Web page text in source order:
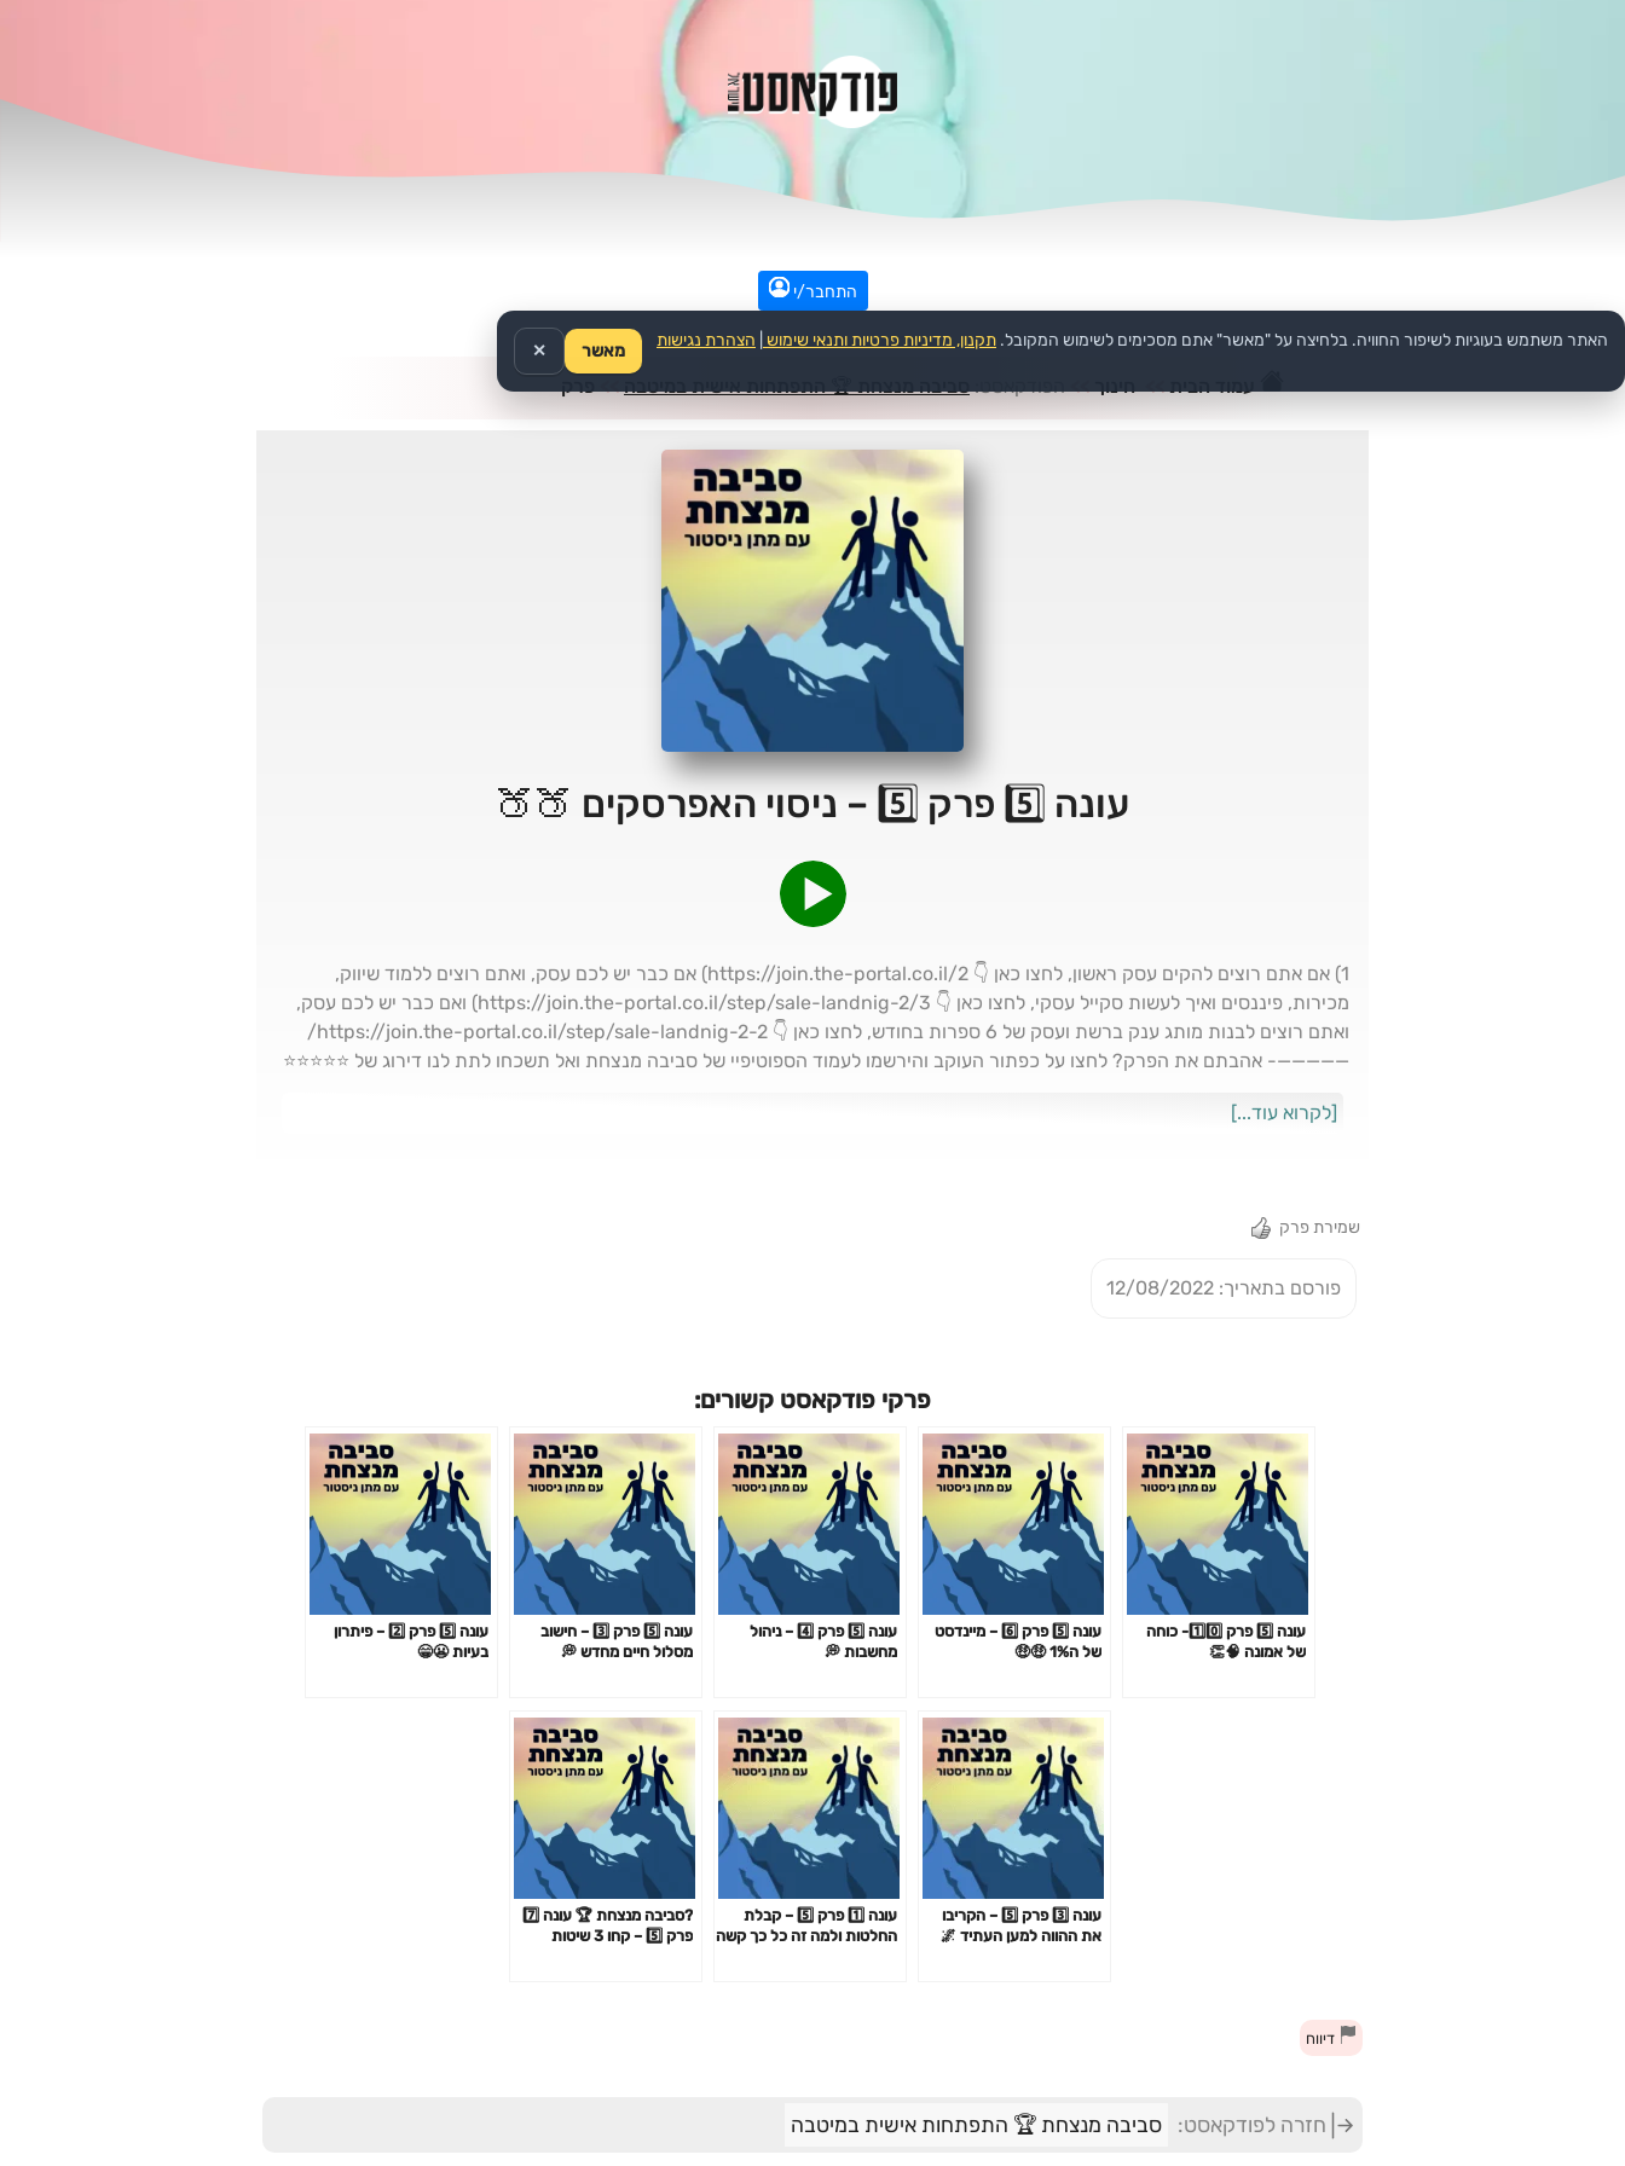
התחבר/י
עמוד הבית >> חינוך >>הפודקאסט: סביבה מנצחת 🏆 התפתחות אישית במיטבה >>פרק
עונה 5️⃣ פרק 5️⃣ – ניסוי האפרסקים 🍑🍑
1) אם אתם רוצים להקים עסק ראשון, לחצו כאן 👇 https://join.the-portal.co.il/2) אם כבר יש לכם עסק, ואתם רוצים ללמוד שיווק,
מכירות, פיננסים ואיך לעשות סקייל עסקי, לחצו כאן 👇 https://join.the-portal.co.il/step/sale-landnig-2/3) ואם כבר יש לכם עסק,
ואתם רוצים לבנות מותג ענק ברשת ועסק של 6 ספרות בחודש, לחצו כאן 👇 https://join.the-portal.co.il/step/sale-landnig-2-2/
—————- אהבתם את הפרק? לחצו על כפתור העוקב והירשמו לעמוד הספוטיפיי של סביבה מנצחת ואל תשכחו לתת לנו דירוג של ️️️️️⭐⭐⭐⭐⭐
[לקרוא עוד...]
שמירת פרק
פורסם בתאריך: 12/08/2022
פרקי פודקאסט קשורים:
עונה 5️⃣ פרק 1️⃣0️⃣- כוחה
של אמונה 🧠👏
עונה 5️⃣ פרק 6️⃣ – מיינדסט
של ה1% 🤑🤑
עונה 5️⃣ פרק 4️⃣ – ניהול
מחשבות 💭
עונה 5️⃣ פרק 3️⃣ – חישוב
מסלול חיים מחדש 💭
עונה 5️⃣ פרק 2️⃣ – פיתרון
בעיות 😬😁
עונה 3️⃣ פרק 5️⃣ – הקריבו
את ההווה למען העתיד 🌌
עונה 1️⃣ פרק 5️⃣ – קבלת
החלטות ולמה זה כל כך קשה
?סביבה מנצחת 🏆 עונה 7️⃣
פרק 5️⃣ – קחו 3 שיטות
דיווח
חזרה לפודקאסט: סביבה מנצחת 🏆 התפתחות אישית במיטבה
האתר משתמש בעוגיות לשיפור החוויה. בלחיצה על "מאשר" אתם מסכימים לשימוש המקובל. תקנון, מדיניות פרטיות ותנאי שימוש הצהרת נגישות
מאשר ✕